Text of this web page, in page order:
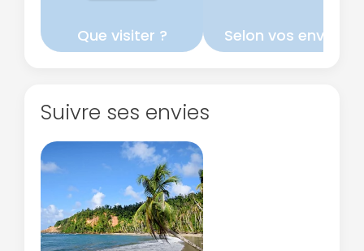
Que visiter ? Selon vos envies
Suivre ses envies